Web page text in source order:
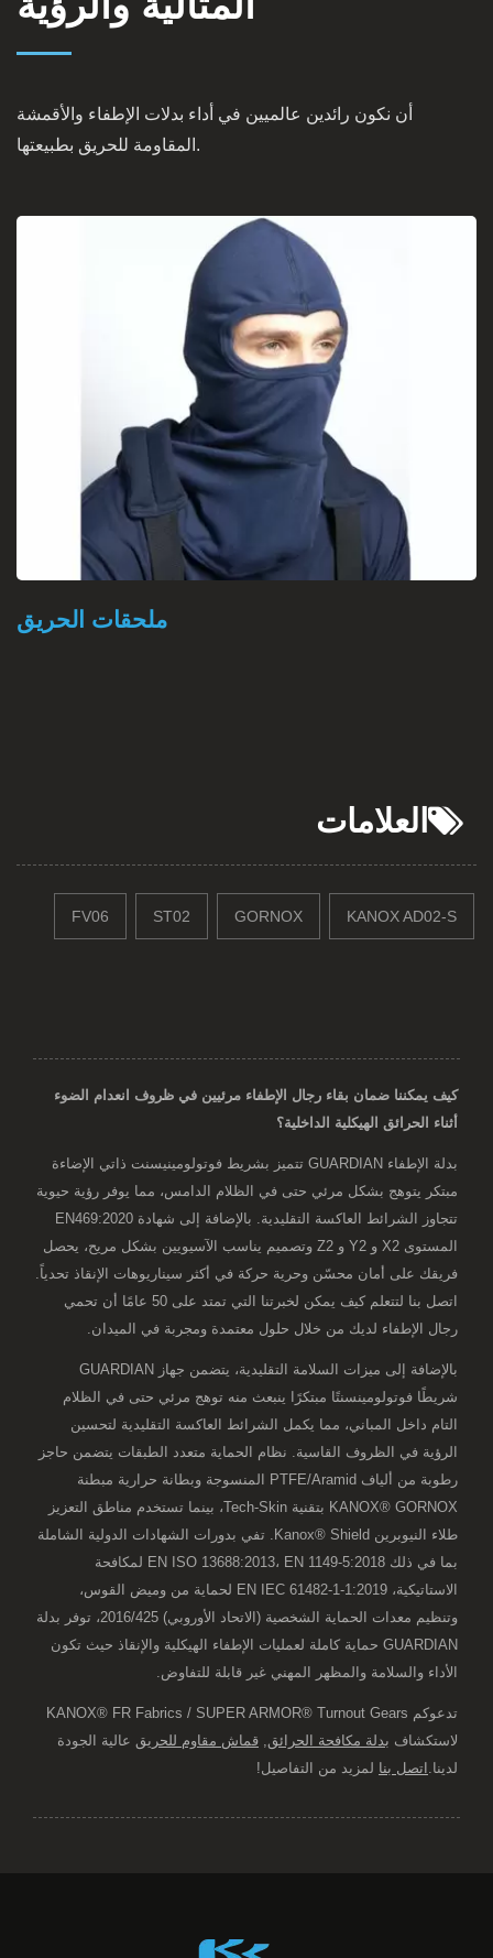
أن نكون رائدين عالميين في أداء بدلات الإطفاء والأقمشة
المقاومة للحريق بطبيعتها.
نسيج مقاوم للحريق
العلامات
KANOX AD02-S
GORNOX
ST02
FV06
كيف يمكننا ضمان بقاء رجال الإطفاء مرئيين في ظروف انعدام الضوء
أثناء الحرائق الهيكلية الداخلية؟
بدلة الإطفاء GUARDIAN تتميز بشريط فوتولومينيسنت ذاتي الإضاءة
مبتكر يتوهج بشكل مرئي حتى في الظلام الدامس، مما يوفر رؤية حيوية
تتجاوز الشرائط العاكسة التقليدية. بالإضافة إلى شهادة EN469:2020
المستوى X2 و Y2 و Z2 وتصميم يناسب الآسيويين بشكل مريح، يحصل
فريقك على أمان محسّن وحرية حركة في أكثر سيناريوهات الإنقاذ تحدياً.
اتصل بنا لتتعلم كيف يمكن لخبرتنا التي تمتد على 50 عامًا أن تحمي
رجال الإطفاء لديك من خلال حلول معتمدة ومجربة في الميدان.
بالإضافة إلى ميزات السلامة التقليدية، يتضمن جهاز GUARDIAN
شريطًا فوتولومينسنتًا مبتكرًا ينبعث منه توهج مرئي حتى في الظلام
التام داخل المباني، مما يكمل الشرائط العاكسة التقليدية لتحسين
الرؤية في الظروف القاسية. نظام الحماية متعدد الطبقات يتضمن حاجز
رطوبة من ألياف PTFE/Aramid المنسوجة وبطانة حرارية مبطنة
KANOX® GORNOX بتقنية Tech-Skin، بينما تستخدم مناطق التعزيز
طلاء النيوبرين Kanox® Shield. تفي بدورات الشهادات الدولية الشاملة
بما في ذلك EN ISO 13688:2013، EN 1149-5:2018 لمكافحة
الاستاتيكية، EN IEC 61482-1-1:2019 لحماية من وميض القوس،
وتنظيم معدات الحماية الشخصية (الاتحاد الأوروبي) 2016/425، توفر بدلة
GUARDIAN حماية كاملة لعمليات الإطفاء الهيكلية والإنقاذ حيث تكون
الأداء والسلامة والمظهر المهني غير قابلة للتفاوض.
تدعوكم KANOX® FR Fabrics / SUPER ARMOR® Turnout Gears
لاستكشاف بدلة مكافحة الحرائق, قماش مقاوم للحريق عالية الجودة
لدينا. اتصل بنا لمزيد من التفاصيل!